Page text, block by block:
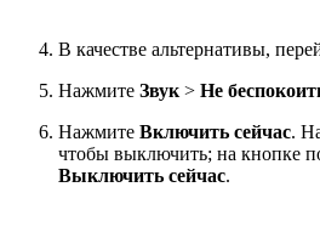
В качестве альтернативы,
Нажмите Звук > Не
Нажмите Включить сейчас.
чтобы выключить; на кнопке
Выключить сейчас.